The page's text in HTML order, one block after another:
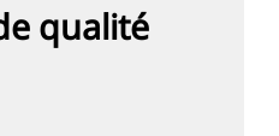
qualité